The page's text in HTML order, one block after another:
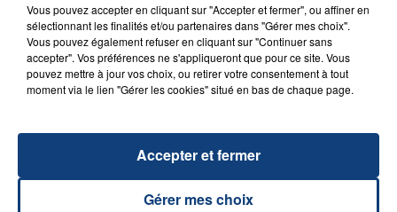
20 juillet 2026
OPÉRER DE LA CHEVILLE RESSORT DE LA...
La famille a porté plainte contre la clinique qui a
reconnu sa responsabilité et présenté ses
Vous pouvez accepter en cliquant sur "Accepter et fermer", ou affiner en
sélectionnant les finalités et/ou partenaires dans "Gérer mes choix".
Vous pouvez également refuser en cliquant sur "Continuer sans
accepter". Vos préférences ne s'appliqueront que pour ce site. Vous
pouvez mettre à jour vos choix, ou retirer votre consentement à tout
moment via le lien "Gérer les cookies" situé en bas de chaque page.
Gérer mes choix
Accepter et fermer